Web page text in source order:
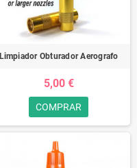
Limpiador Obturador Aerografo
5,00 €
COMPRAR